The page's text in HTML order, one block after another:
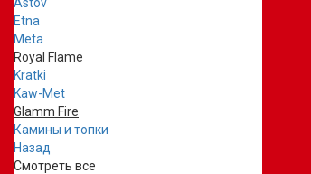
Etna
Meta
Royal Flame
Kratki
Kaw-Met
Glamm Fire
Камины и топки
Назад
Смотреть все